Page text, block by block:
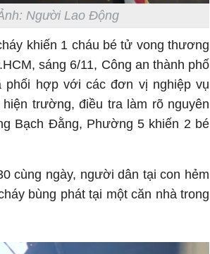
Người Lao Động
khiến 1 cháu bé tử vong thương
sáng 6/11, Công an thành phố
phối hợp với các đơn vị nghiệp vụ
trường, điều tra làm rõ nguyên
Bạch Đằng, Phường 5 khiến 2 bé
cùng ngày, người dân tại con hẻm
bùng phát tại một căn nhà trong